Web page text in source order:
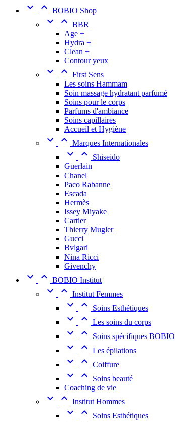
  BOBIO Shop
  BBR
Age +
Hydra +
Clean +
Contour yeux
  First Sens
Les soins Hammam
Soin massage hydratant parfumé
Soins pour le corps
Parfums d'ambiance
Soins capillaires
Accueil et Hygiène
  Marques Internationales
 
Shiseido
Guerlain
Chanel
Paco Rabanne
Escada
Hermès
Issey Miyake
Cartier
Thierry Mugler
Gucci
Bvlgari
Nina Ricci
Givenchy
  BOBIO Institut
  Institut Femmes
  Soins Esthétiques
  Les soins du corps
  Soins spécifiques BOBIO
  Les épilations
  Coiffure
 
Soins beauté
Coaching de vie
  Institut Hommes
  Soins Esthétiques